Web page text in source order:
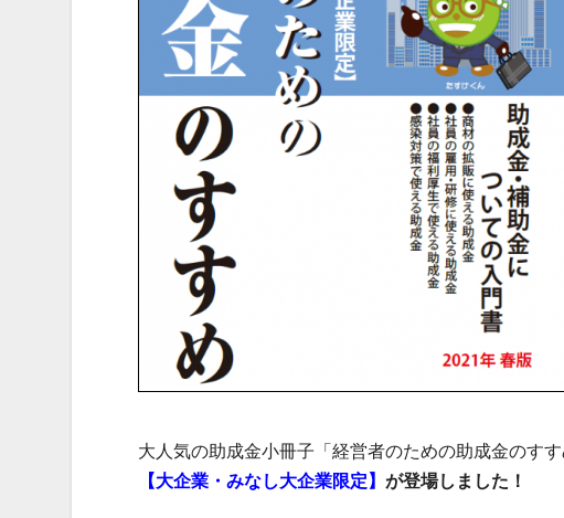
大人気の助成金小冊子「経営者のための助成金のすす
【大企業・みなし大企業限定】 が登場しました！